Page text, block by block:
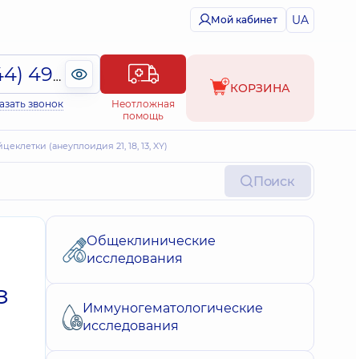
Мой кабинет UA
(044) 495-2-888
звонок
Неотложная
помощь
КОРЗИНА
(анеуплоидия 21, 18, 13, XY)
Поиск
Общеклинические
исследования
Иммуногематологические
исследования